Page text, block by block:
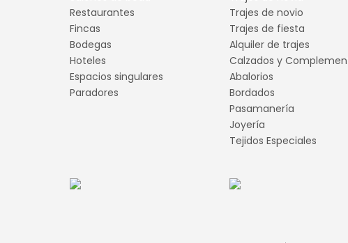
Restaurantes
Fincas
Bodegas
Hoteles
Espacios singulares
Paradores
Trajes de novio
Trajes de fiesta
Alquiler de trajes
Calzados y
Abalorios
Bordados
Pasamanería
Joyería
Tejidos Especiales